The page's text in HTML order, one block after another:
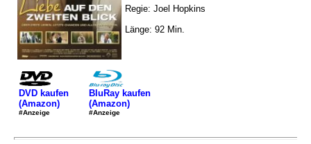
Regie: Joel Hopkins
Länge: 92 Min.
DVD kaufen
(Amazon)
#Anzeige
BluRay kaufen
(Amazon)
#Anzeige